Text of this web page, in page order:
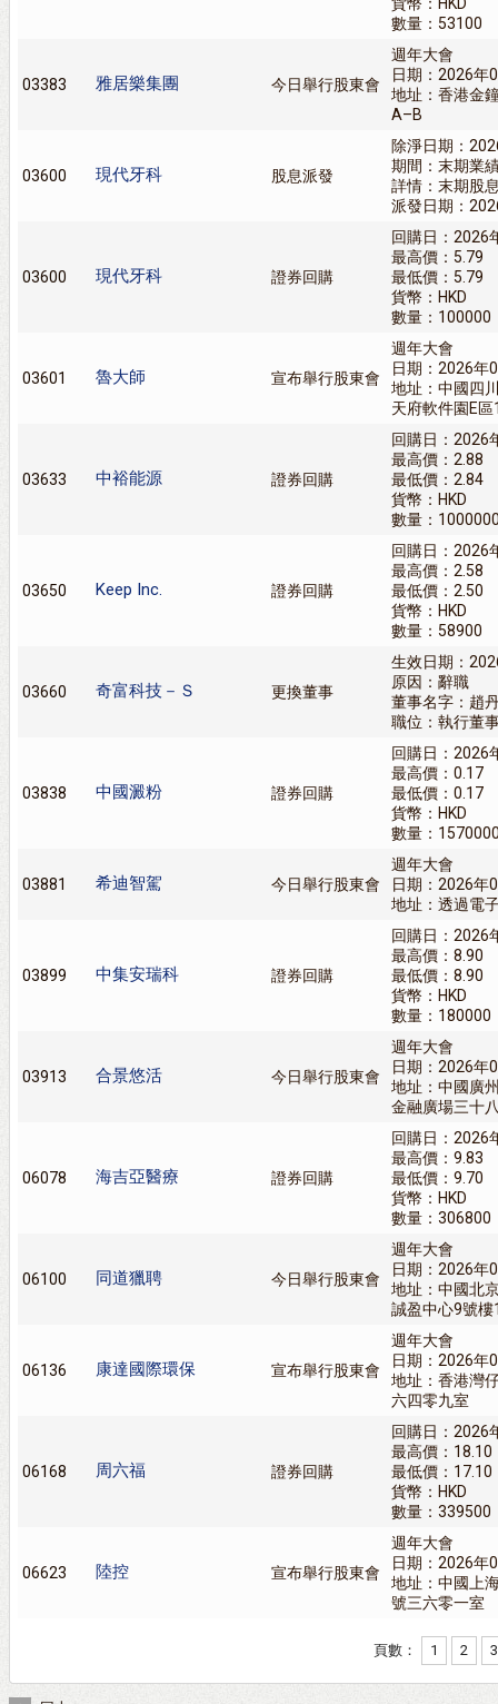
數量：53100
03383 雅居樂集團 今日舉行股東會
週年大會
日期：2026年
地址：香港金
A–B
03600 現代牙科 股息派發
除淨日期：
期間：末期業
詳情：末期股
派發日期：
03600 現代牙科 證券回購
回購日：2026
最高價：5.79
最低價：5.79
貨幣：HKD
數量：100000
03601 魯大師 宣布舉行股東會
週年大會
日期：2026年
地址：中國四
天府軟件園E
03633 中裕能源 證券回購
回購日：2026
最高價：2.88
最低價：2.84
貨幣：HKD
數量：
03650 Keep Inc. 證券回購
回購日：2026
最高價：2.58
最低價：2.50
貨幣：HKD
數量：58900
03660 奇富科技－Ｓ 更換董事
生效日期：
原因：辭職
董事名字：趙
職位：執行董
03838 中國澱粉 證券回購
回購日：2026
最高價：0.17
最低價：0.17
貨幣：HKD
數量：
03881 希迪智駕 今日舉行股東會
週年大會
日期：2026年
地址：透過電
03899 中集安瑞科 證券回購
回購日：2026
最高價：8.90
最低價：8.90
貨幣：HKD
數量：180000
03913 合景悠活 今日舉行股東會
週年大會
日期：2026年
地址：中國廣
金融廣場三十
06078 海吉亞醫療 證券回購
回購日：2026
最高價：9.83
最低價：9.70
貨幣：HKD
數量：306800
06100 同道獵聘 今日舉行股東會
週年大會
日期：2026年
地址：中國北
誠盈中心9號樓
06136 康達國際環保 宣布舉行股東會
週年大會
日期：2026年
地址：香港灣
六四零九室
06168 周六福 證券回購
回購日：2026
最高價：18.10
最低價：17.10
貨幣：HKD
數量：339500
06623 陸控 宣布舉行股東會
週年大會
日期：2026年
地址：中國上
號三六零一室
頁數： 1 2 3